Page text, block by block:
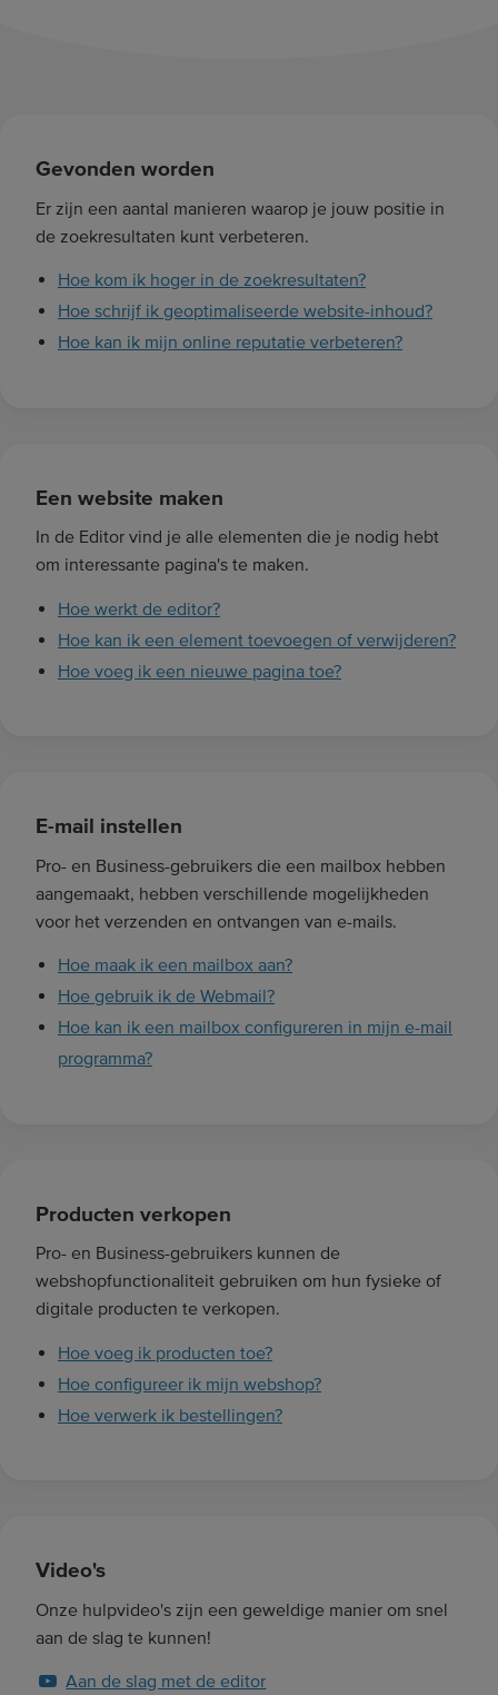
e
r
m
Gevonden worden
Er zijn een aantal manieren waarop je jouw positie in
de zoekresultaten kunt verbeteren.
Hoe kom ik hoger in de zoekresultaten?
Hoe schrijf ik geoptimaliseerde website-inhoud?
Hoe kan ik mijn online reputatie verbeteren?
Een website maken
In de Editor vind je alle elementen die je nodig hebt
om interessante pagina's te maken.
Hoe werkt de editor?
Hoe kan ik een element toevoegen of verwijderen?
Hoe voeg ik een nieuwe pagina toe?
E-mail instellen
Pro- en Business-gebruikers die een mailbox hebben
aangemaakt, hebben verschillende mogelijkheden
voor het verzenden en ontvangen van e-mails.
Hoe maak ik een mailbox aan?
Hoe gebruik ik de Webmail?
Hoe kan ik een mailbox configureren in mijn e-mail
programma?
Producten verkopen
Pro- en Business-gebruikers kunnen de
webshopfunctionaliteit gebruiken om hun fysieke of
digitale producten te verkopen.
Hoe voeg ik producten toe?
Hoe configureer ik mijn webshop?
Hoe verwerk ik bestellingen?
Video's
Onze hulpvideo's zijn een geweldige manier om snel
aan de slag te kunnen!
Aan de slag met de editor